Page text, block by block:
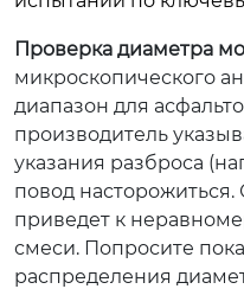
Проверка диаметра
микроскопического
диапазон для
производитель
указания разброса
повод
приведет к
смеси. Попросите
распределения